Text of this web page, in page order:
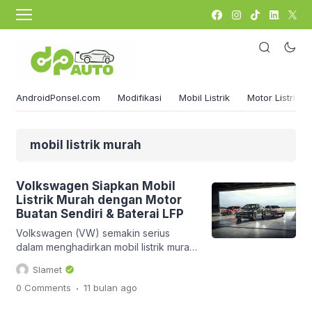
AndroidPonsel.com Modifikasi Mobil Listrik Motor Listrik
mobil listrik murah
Volkswagen Siapkan Mobil
Listrik Murah dengan Motor
Buatan Sendiri & Baterai LFP
Volkswagen (VW) semakin serius
dalam menghadirkan mobil listrik murah
untuk pasar global, khususnya Eropa.
Produsen asal Jerman ini
mengumumkan peningkatan besar
Slamet
0 Comments . 11 bulan ago